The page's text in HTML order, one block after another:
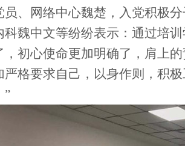
员、网络中心魏楚，入党积极
科魏中文等纷纷表示：通过培
，初心使命更加明确了，肩上
严格要求自己，以身作则，积
”